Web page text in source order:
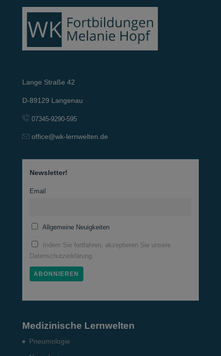
Lange Straße 42
D-89129 Langenau
07345-9290-595
office@wk-lernwelten.de
Newsletter!
Email
Allgemeine Neuigkeiten
Indem Sie fortfahren, akzeptieren Sie unsere
Datenschutzerklärung.
Medizinische Lernwelten
Pneumo­logie